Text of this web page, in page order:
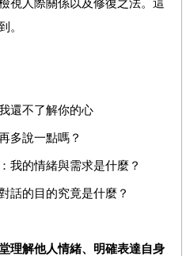
視人際關係以及修復之法。這
。
還不了解你的心
多說一點嗎？
我的情緒與需求是什麼？
話的目的究竟是什麼？
理解他人情緒、明確表達自身